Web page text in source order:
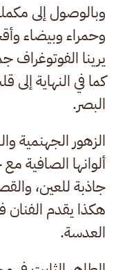
وبالوصول إلى
وحمراء وبيضاء
يرينا
كما في النهاية
البصر.
الزهور الجهنمية
ألوانها الصافية
جاذبة للعين،
هكذا يقدم الفنان
العدسة.